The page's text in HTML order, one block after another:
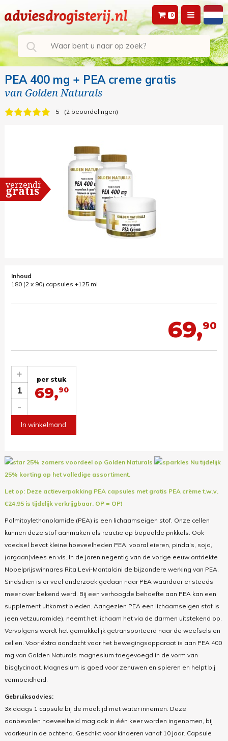
0
PEA 400 mg + PEA creme gratis
van Golden Naturals
5 2 beoordelingen
verzending
gratis
Inhoud
180 (2 x 90) capsules +125 ml
69,90
1
-
+ per stuk
69,90
In winkelmand
25% zomers voordeel op Golden Naturals
Nu tijdelijk
25% korting op het volledige assortiment.
Let op: Deze actieverpakking PEA capsules met gratis PEA crème t.w.v.
€24,95 is tijdelijk verkrijgbaar. OP = OP!
Palmitoylethanolamide (PEA) is een lichaamseigen stof. Onze cellen
kunnen deze stof aanmaken als reactie op bepaalde prikkels. Ook
voedsel bevat kleine hoeveelheden PEA; vooral eieren, pinda’s, soja,
(orgaan)vlees en vis. In de jaren negentig van de vorige eeuw ontdekte
Nobelprijswinnares Rita Levi-Montalcini de bijzondere werking van PEA.
Sindsdien is er veel onderzoek gedaan naar PEA waardoor er steeds
meer over bekend werd. Bij een verhoogde behoefte aan PEA kan een
supplement uitkomst bieden. Aangezien PEA een lichaamseigen stof is
(een vetzuuramide), neemt het lichaam het via de darmen uitstekend op.
Vervolgens wordt het gemakkelijk getransporteerd naar de weefsels en
cellen. Voor éxtra aandacht voor het bewegingsapparaat is aan PEA 400
mg van Golden Naturals magnesium toegevoegd in de vorm van
bisglycinaat. Magnesium is goed voor zenuwen en spieren en helpt bij
vermoeidheid.
Gebruiksadvies:
3x daags 1 capsule bij de maaltijd met water innemen. Deze
aanbevolen hoeveelheid mag ook in één keer worden ingenomen, bij
voorkeur in de ochtend. Geschikt voor kinderen vanaf 10 jaar. Capsule